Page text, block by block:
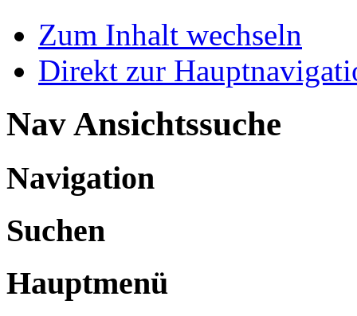
Zum Inhalt wechseln
Direkt zur
Nav Ansichtssuche
Navigation
Suchen
Hauptmenü